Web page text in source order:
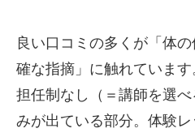
良い口コミの多くが「体
確な指摘」に触れていま
担任制なし（＝講師を選
みが出ている部分。体験